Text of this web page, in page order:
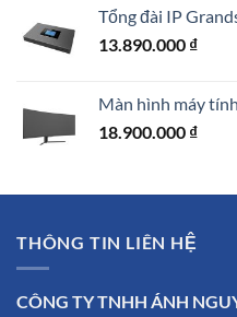
Tổng đài IP
13.890.000 ₫
Màn hình máy
18.900.000 ₫
THÔNG TIN LIÊN HỆ
CÔNG TY TNHH ÁNH